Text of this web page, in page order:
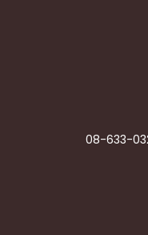
08-633-